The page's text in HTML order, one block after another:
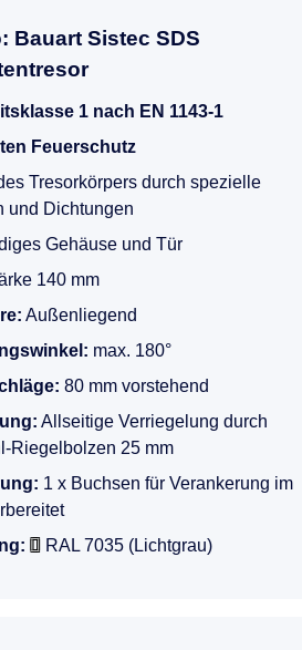
Bauart Sistec SDS
1 nach EN 1143-1
Feuerschutz
Tresorkörpers durch spezielle
und Dichtungen
Gehäuse und Tür
140 mm
Außenliegend
max. 180°
80 mm vorstehend
Allseitige Verriegelung durch
Riegelbolzen 25 mm
1 x Buchsen für Verankerung im
RAL 7035 (Lichtgrau)